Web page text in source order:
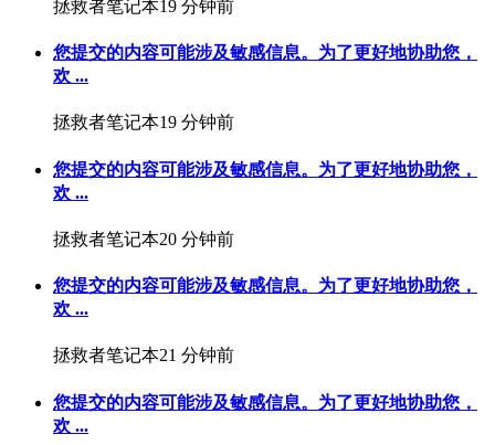
拯救者笔记本19 分钟前
您提交的内容可能涉及敏感信息。为了更好地协助您，
欢 ...
拯救者笔记本19 分钟前
您提交的内容可能涉及敏感信息。为了更好地协助您，
欢 ...
拯救者笔记本20 分钟前
您提交的内容可能涉及敏感信息。为了更好地协助您，
欢 ...
拯救者笔记本21 分钟前
您提交的内容可能涉及敏感信息。为了更好地协助您，
欢 ...